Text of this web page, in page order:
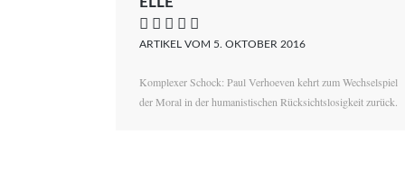
    
ARTIKEL VOM 5. OKTOBER 2016
Komplexer Schock: Paul Verhoeven kehrt zum Wechselspiel
der Moral in der humanistischen Rücksichtslosigkeit zurück.